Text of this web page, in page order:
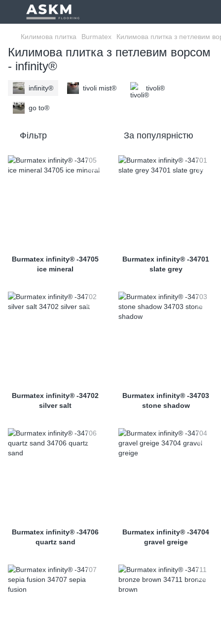
Килимова плитка Burmatex Килимова плитка з петлевим
Килимова плитка з петлевим ворсом
- infinity®
infinity® tivoli mist® tivoli®
go to®
Фільтр За популярністю
Burmatex infinity® -34705
ice mineral
Burmatex infinity® -34701
slate grey
Burmatex infinity® -34702
silver salt
Burmatex infinity® -34703
stone shadow
Burmatex infinity® -34706
quartz sand
Burmatex infinity® -34704
gravel greige